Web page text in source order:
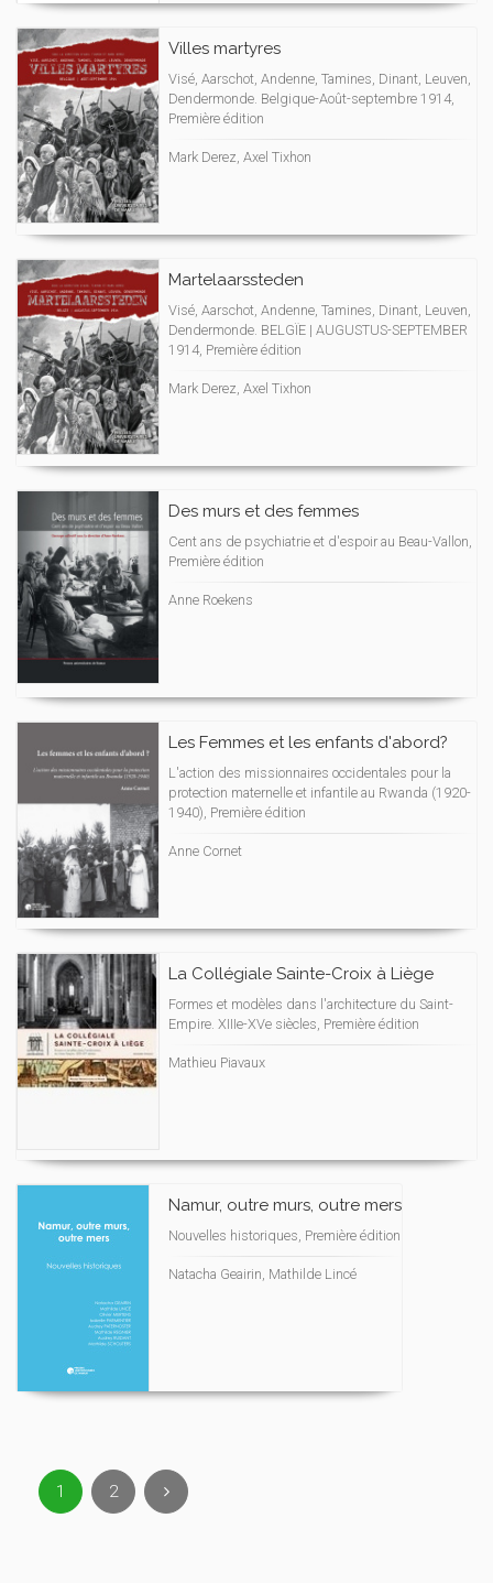
Villes martyres
Visé, Aarschot, Andenne, Tamines, Dinant, Leuven,
Dendermonde. Belgique-Août-septembre 1914,
Première édition
Mark Derez, Axel Tixhon
Martelaarssteden
Visé, Aarschot, Andenne, Tamines, Dinant, Leuven,
Dendermonde. BELGÏE | AUGUSTUS-SEPTEMBER
1914, Première édition
Mark Derez, Axel Tixhon
Des murs et des femmes
Cent ans de psychiatrie et d'espoir au Beau-Vallon,
Première édition
Anne Roekens
Les Femmes et les enfants d'abord?
L'action des missionnaires occidentales pour la
protection maternelle et infantile au Rwanda (1920-
1940), Première édition
Anne Cornet
La Collégiale Sainte-Croix à Liège
Formes et modèles dans l'architecture du Saint-
Empire. XIIIe-XVe siècles, Première édition
Mathieu Piavaux
Namur, outre murs, outre mers
Nouvelles historiques, Première édition
Natacha Geairin, Mathilde Lincé
1 2